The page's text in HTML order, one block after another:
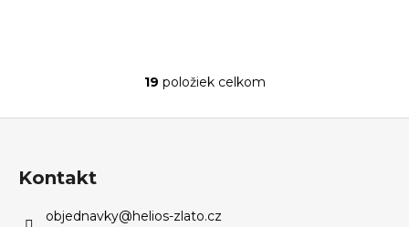
O
c
19 položiek celkom
Kontakt
objednavky@helios-zlato.cz